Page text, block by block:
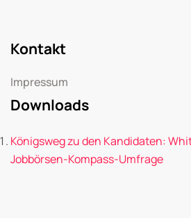
Kontakt
Impressum
Downloads
Königsweg zu den Kandidaten:
Jobbörsen-Kompass-Umfrage